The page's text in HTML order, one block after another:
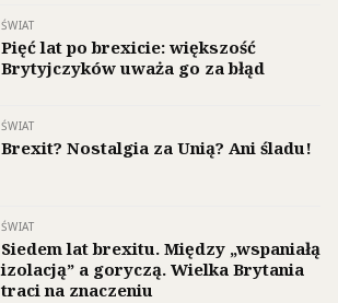
ŚWIAT
Pięć lat po brexicie: większość
Brytyjczyków uważa go za błąd
ŚWIAT
Brexit? Nostalgia za Unią? Ani śladu!
ŚWIAT
Siedem lat brexitu. Między „wspaniałą
izolacją” a goryczą. Wielka Brytania
traci na znaczeniu